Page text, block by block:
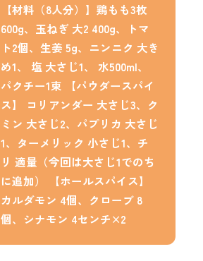
【材料（8人分）】鶏もも3枚
600g、玉ねぎ 大2 400g、トマ
ト2個、生姜 5g、ニンニク 大き
め1、 塩 大さじ1、 水500ml、
パクチー1束 【パウダースパイ
ス】 コリアンダー 大さじ3、ク
ミン 大さじ2、パプリカ 大さじ
1、ターメリック 小さじ1、チ
リ 適量（今回は大さじ1でのち
に追加） 【ホールスパイス】
カルダモン 4個、クローブ 8
個、シナモン 4センチ×2